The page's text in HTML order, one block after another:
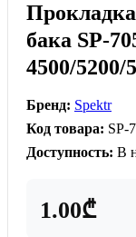
бака SP-
4500/5200/
Бренд: Spektr
Код товара: SP-
Доступность: В
1.00₾